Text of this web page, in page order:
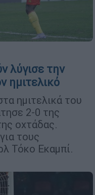
λύγισε την
ημιτελικό
ημιτελικά του
2-0 της
οχτάδας.
τους
Τόκο Εκαμπί.